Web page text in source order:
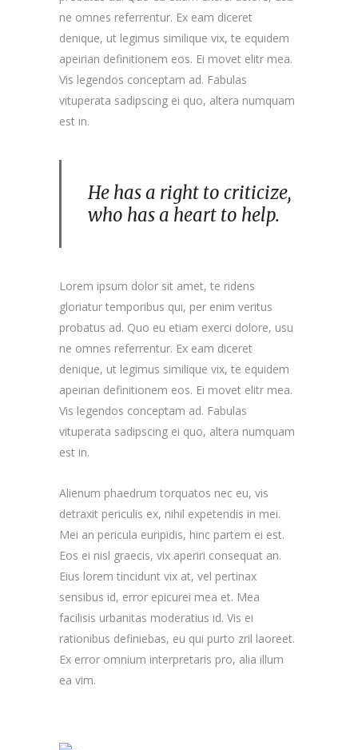
ne omnes referrentur. Ex eam diceret
denique, ut legimus similique vix, te equidem
apeirian definitionem eos. Ei movet elitr mea.
Vis legendos conceptam ad. Fabulas
vituperata sadipscing ei quo, altera numquam
est in.
He has a right to criticize,
who has a heart to help.
Lorem ipsum dolor sit amet, te ridens
gloriatur temporibus qui, per enim veritus
probatus ad. Quo eu etiam exerci dolore, usu
ne omnes referrentur. Ex eam diceret
denique, ut legimus similique vix, te equidem
apeirian definitionem eos. Ei movet elitr mea.
Vis legendos conceptam ad. Fabulas
vituperata sadipscing ei quo, altera numquam
est in.
Alienum phaedrum torquatos nec eu, vis
detraxit periculis ex, nihil expetendis in mei.
Mei an pericula euripidis, hinc partem ei est.
Eos ei nisl graecis, vix aperiri consequat an.
Eius lorem tincidunt vix at, vel pertinax
sensibus id, error epicurei mea et. Mea
facilisis urbanitas moderatius id. Vis ei
rationibus definiebas, eu qui purto zril laoreet.
Ex error omnium interpretaris pro, alia illum
ea vim.